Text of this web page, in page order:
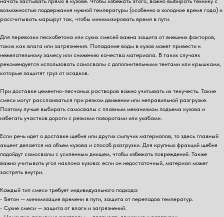
возможностью поддержания нужной температуры (особенно в холодное время года) и
рассчитывать маршрут так, чтобы минимизировать время в пути.
Для перевозки пескобетона или сухих смесей важна защита от внешних факторов,
таких как влага или загрязнения. Попадание воды в кузов может привести к
нежелательному замесу или снижению качества материала. В таких случаях
рекомендуется использовать самосвалы с дополнительными тентами или крышками,
которые защитят груз от осадков.
При доставке цементно-песчаных растворов важно учитывать их текучесть. Такие
смеси могут расслаиваться при резком движении или неправильной разгрузке.
Поэтому лучше выбирать самосвалы с плавным механизмом подъема кузова и
избегать участков дороги с резкими поворотами или ухабами.
Если речь идет о доставке щебня или других сыпучих материалов, то здесь главный
акцент делается на объем кузова и способ разгрузки. Для крупных фракций щебня
подойдут самосвалы с усиленным днищем, чтобы избежать повреждений. Также
важно учитывать угол наклона кузова: если он недостаточный, материал может
застрять внутри.
Каждый тип смеси требует индивидуального подхода:
- Бетон — минимизация времени в пути, защита от перепадов температур.
- Сухие смеси — защита от влаги и загрязнений.